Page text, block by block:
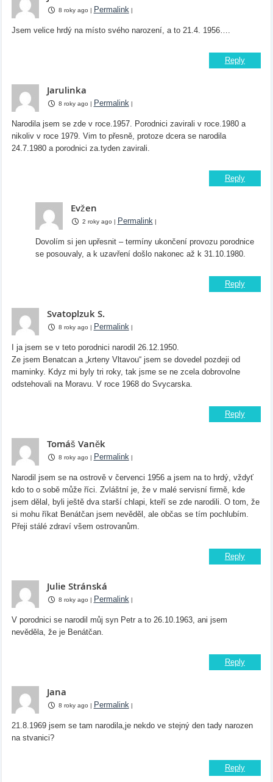
8 roky ago | Permalink |
Jsem velice hrdý na místo svého narození, a to 21.4. 1956….
Reply
Jarulinka
8 roky ago | Permalink |
Narodila jsem se zde v roce.1957. Porodnici zavirali v roce.1980 a
nikoliv v roce 1979. Vim to přesně, protoze dcera se narodila
24.7.1980 a porodnici za.tyden zavirali.
Reply
Evžen
2 roky ago | Permalink |
Dovolím si jen upřesnit – termíny ukončení provozu porodnice
se posouvaly, a k uzavření došlo nakonec až k 31.10.1980.
Reply
Svatoplzuk S.
8 roky ago | Permalink |
I ja jsem se v teto porodnici narodil 26.12.1950.
Ze jsem Benatcan a „krteny Vltavou“ jsem se dovedel pozdeji od
maminky. Kdyz mi byly tri roky, tak jsme se ne zcela dobrovolne
odstehovali na Moravu. V roce 1968 do Svycarska.
Reply
Tomáš Vaněk
8 roky ago | Permalink |
Narodil jsem se na ostrově v červenci 1956 a jsem na to hrdý, vždyť
kdo to o sobě může říci. Zvláštní je, že v malé servisní firmě, kde
jsem dělal, byli ještě dva starší chlapi, kteří se zde narodili. O tom, že
si mohu říkat Benátčan jsem nevěděl, ale občas se tím pochlubím.
Přeji stálé zdraví všem ostrovanům.
Reply
Julie Stránská
8 roky ago | Permalink |
V porodnici se narodil můj syn Petr a to 26.10.1963, ani jsem
nevěděla, že je Benátčan.
Reply
Jana
8 roky ago | Permalink |
21.8.1969 jsem se tam narodila,je nekdo ve stejný den tady narozen
na stvanici?
Reply